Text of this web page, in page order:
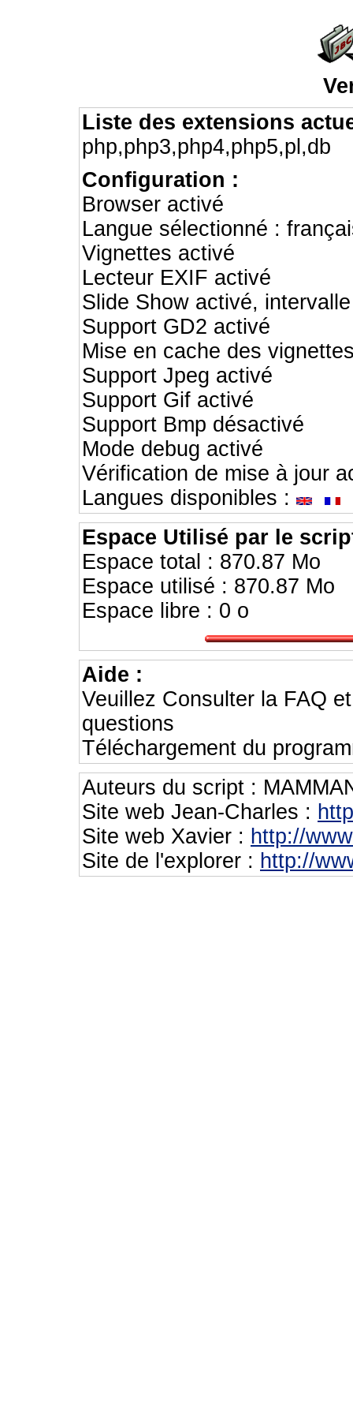
Liste des extensions
php,php3,php4,php5,pl,db
Configuration :
Browser activé
Langue sélectionné :
Vignettes activé
Lecteur EXIF activé
Slide Show activé,
Support GD2 activé
Mise en cache des
Support Jpeg activé
Support Gif activé
Support Bmp désactivé
Mode debug activé
Vérification de mise à jour
Langues disponibles :
Espace Utilisé par le
Espace total : 870.87 Mo
Espace utilisé : 870.87 Mo
Espace libre : 0 o
Aide :
Veuillez Consulter la FAQ
questions
Téléchargement du
Auteurs du script :
Site web Jean-Charles :
Site web Xavier : http://
Site de l'explorer : http://